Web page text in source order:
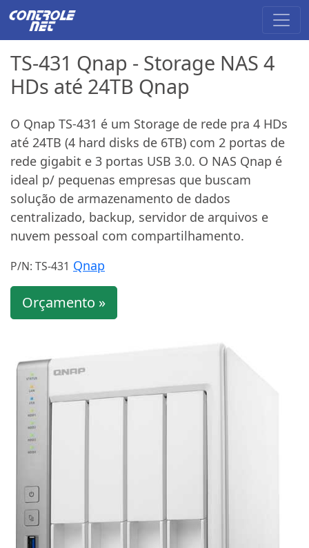
TS-431 Qnap - Storage NAS 4
HDs até 24TB Qnap
O Qnap TS-431 é um Storage de rede pra 4 HDs
até 24TB (4 hard disks de 6TB) com 2 portas de
rede gigabit e 3 portas USB 3.0. O NAS Qnap é
ideal p/ pequenas empresas que buscam
solução de armazenamento de dados
centralizado, backup, servidor de arquivos e
nuvem pessoal com compartilhamento.
P/N: TS-431 Qnap
Orçamento »